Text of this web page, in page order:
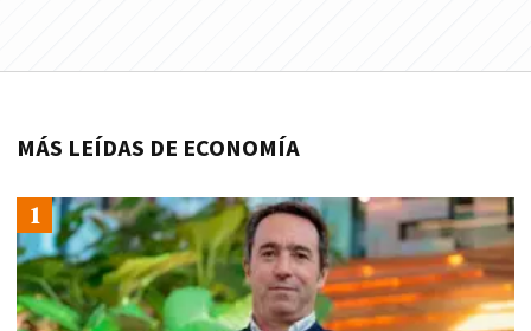
MÁS LEÍDAS DE ECONOMÍA